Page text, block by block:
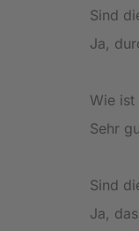
Sind
Ja,
Wie ist
Sehr
Sind
Ja,